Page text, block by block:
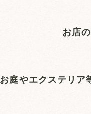
お店
お庭やエクステリア